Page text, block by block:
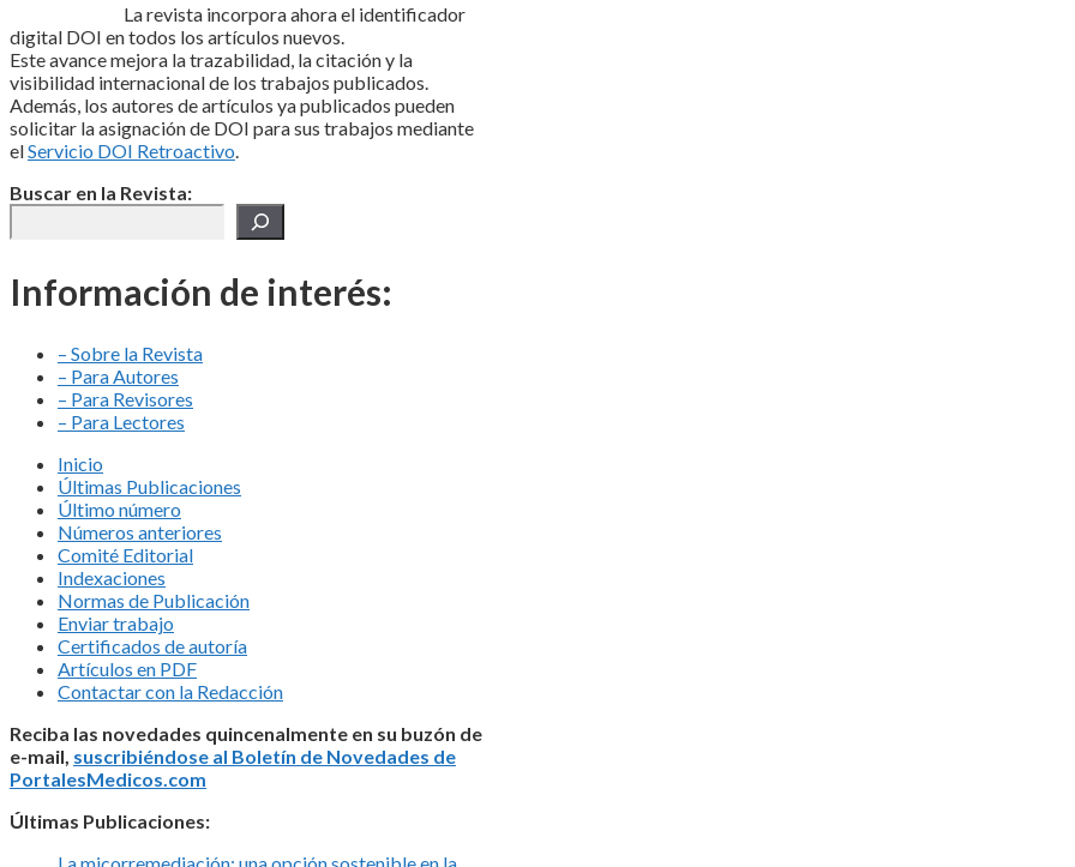
La revista incorpora ahora el identificador
digital DOI en todos los artículos nuevos.
Este avance mejora la trazabilidad, la citación y la
visibilidad internacional de los trabajos publicados.
Además, los autores de artículos ya publicados pueden
solicitar la asignación de DOI para sus trabajos mediante
elServicio DOI Retroactivo
Buscar en la Revista:
Información de interés:
– Sobre la Revista
– Para Autores
– Para Revisores
– Para Lectores
Inicio
Últimas Publicaciones
Último número
Números anteriores
Comité Editorial
Indexaciones
Normas de Publicación
Enviar trabajo
Certificados de autoría
Artículos en PDF
Contactar con la Redacción
Reciba las novedades quincenalmente en su buzón de
e-mail, suscribiéndose al Boletín de Novedades de
PortalesMedicos.com
Últimas Publicaciones: